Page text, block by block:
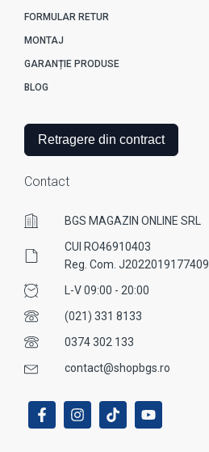
FORMULAR RETUR
MONTAJ
GARANȚIE PRODUSE
BLOG
Retragere din contract
Contact
BGS MAGAZIN ONLINE SRL
CUI RO46910403
Reg. Com. J2022019177409
L-V 09:00 - 20:00
(021) 331 8133
0374 302 133
contact@shopbgs.ro